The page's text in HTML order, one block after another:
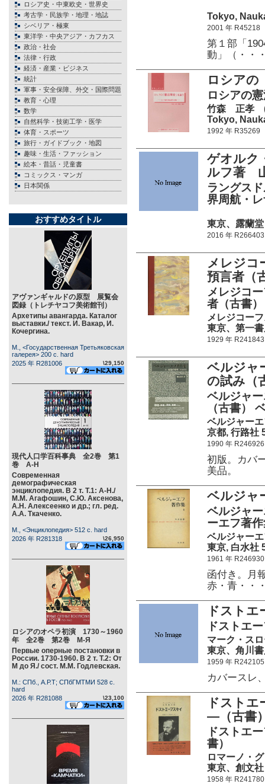
ロシア史・中東欧史・世界史
考古学・民族学・地理・地誌
シベリア・極東
東洋学・中央アジア・カフカス
政治・社会
法律・行政
経済・産業・ビジネス
統計
軍事・安全保障、外交・国際問題
教育・心理
数学
自然科学・技術工学・医学
体育・スポーツ
旅行・ガイドブック・地図
趣味・生活・ファッション
絵本・昔話・児童書
コミックス・マンガ
日本関係
おすすめタイトル
アヴァンギャルドの原型 展覧会
図録（トレチヤコフ美術館刊）
Архетипы авангарда. Каталог
выставки./ текст. И. Вакар, И.
Кочергина.
М., <Государственная Третьяковская
галерея> 200 c. hard
2025 年 R281006
\29,150
現代人口学百科事典 全2巻 第1
巻 А-Н
Современная
демографическая
энциклопедия. В 2 т. Т.1: А-Н./
М.М. Агафошин, С.Ю. Аксенова,
А.Н. Алексеенко и др.; гл. ред.
А.А. Ткаченко.
М., <Энциклопедия> 512 c. hard
2026 年 R281318
\26,950
ロシアのオペラ初演 1730～1960
年 全2巻 第2巻 М-Я
Первые оперные постановки в
России. 1730-1960. В 2 т. Т.2: От
М до Я./ сост. М.М. Годлевская.
М.: СПб., А.Р.Т; СПбГМТМИ 528 c.
hard
2026 年 R281088
\23,100
Tokyo,
2001 年 R45218
第１部「
動」（・・
ロシアの
ロシアの
竹森 正孝
Tokyo,
1992 年 R35269
ゲオルク
ルフ著
ラングス
界周航・
東京、露蘭
2016 年 R266403
メレジ
預言者（
メレジコ
者（古書）
メレジコー
東京、第一
1929 年 R241843
ベルジャ
の試み（
ベルジャ
（古書）
ベルジャー
京都, 行路社
1990 年 R246926
初版。カバ
美品。
ベルジャ
ベルジャ
ーエフ著
ベルジャー
東京, 白水社
1961 年 R246930
函付き。月
赤・青・・
ドスト
ドストエ
マーク・ス
東京、角川
1959 年 R242105
カバースレ
ドスト
―（古書
ドストエ
書）
ロマーノ・
東京、創文
1958 年 R241780